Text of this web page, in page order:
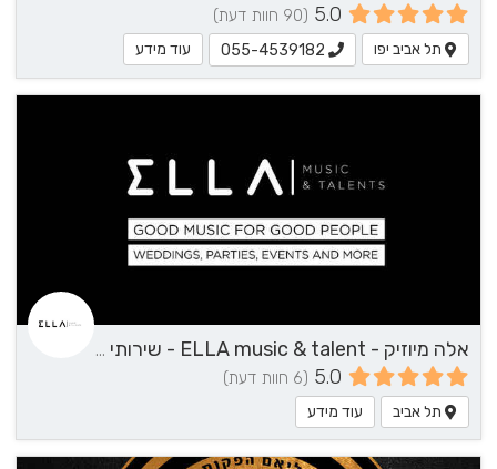
5.0 (90 חוות דעת)
תל אביב יפו 055-4539182 עוד מידע
אלה מיוזיק - ELLA music & talent - שירותי מוזיקה
5.0 (6 חוות דעת)
תל אביב עוד מידע